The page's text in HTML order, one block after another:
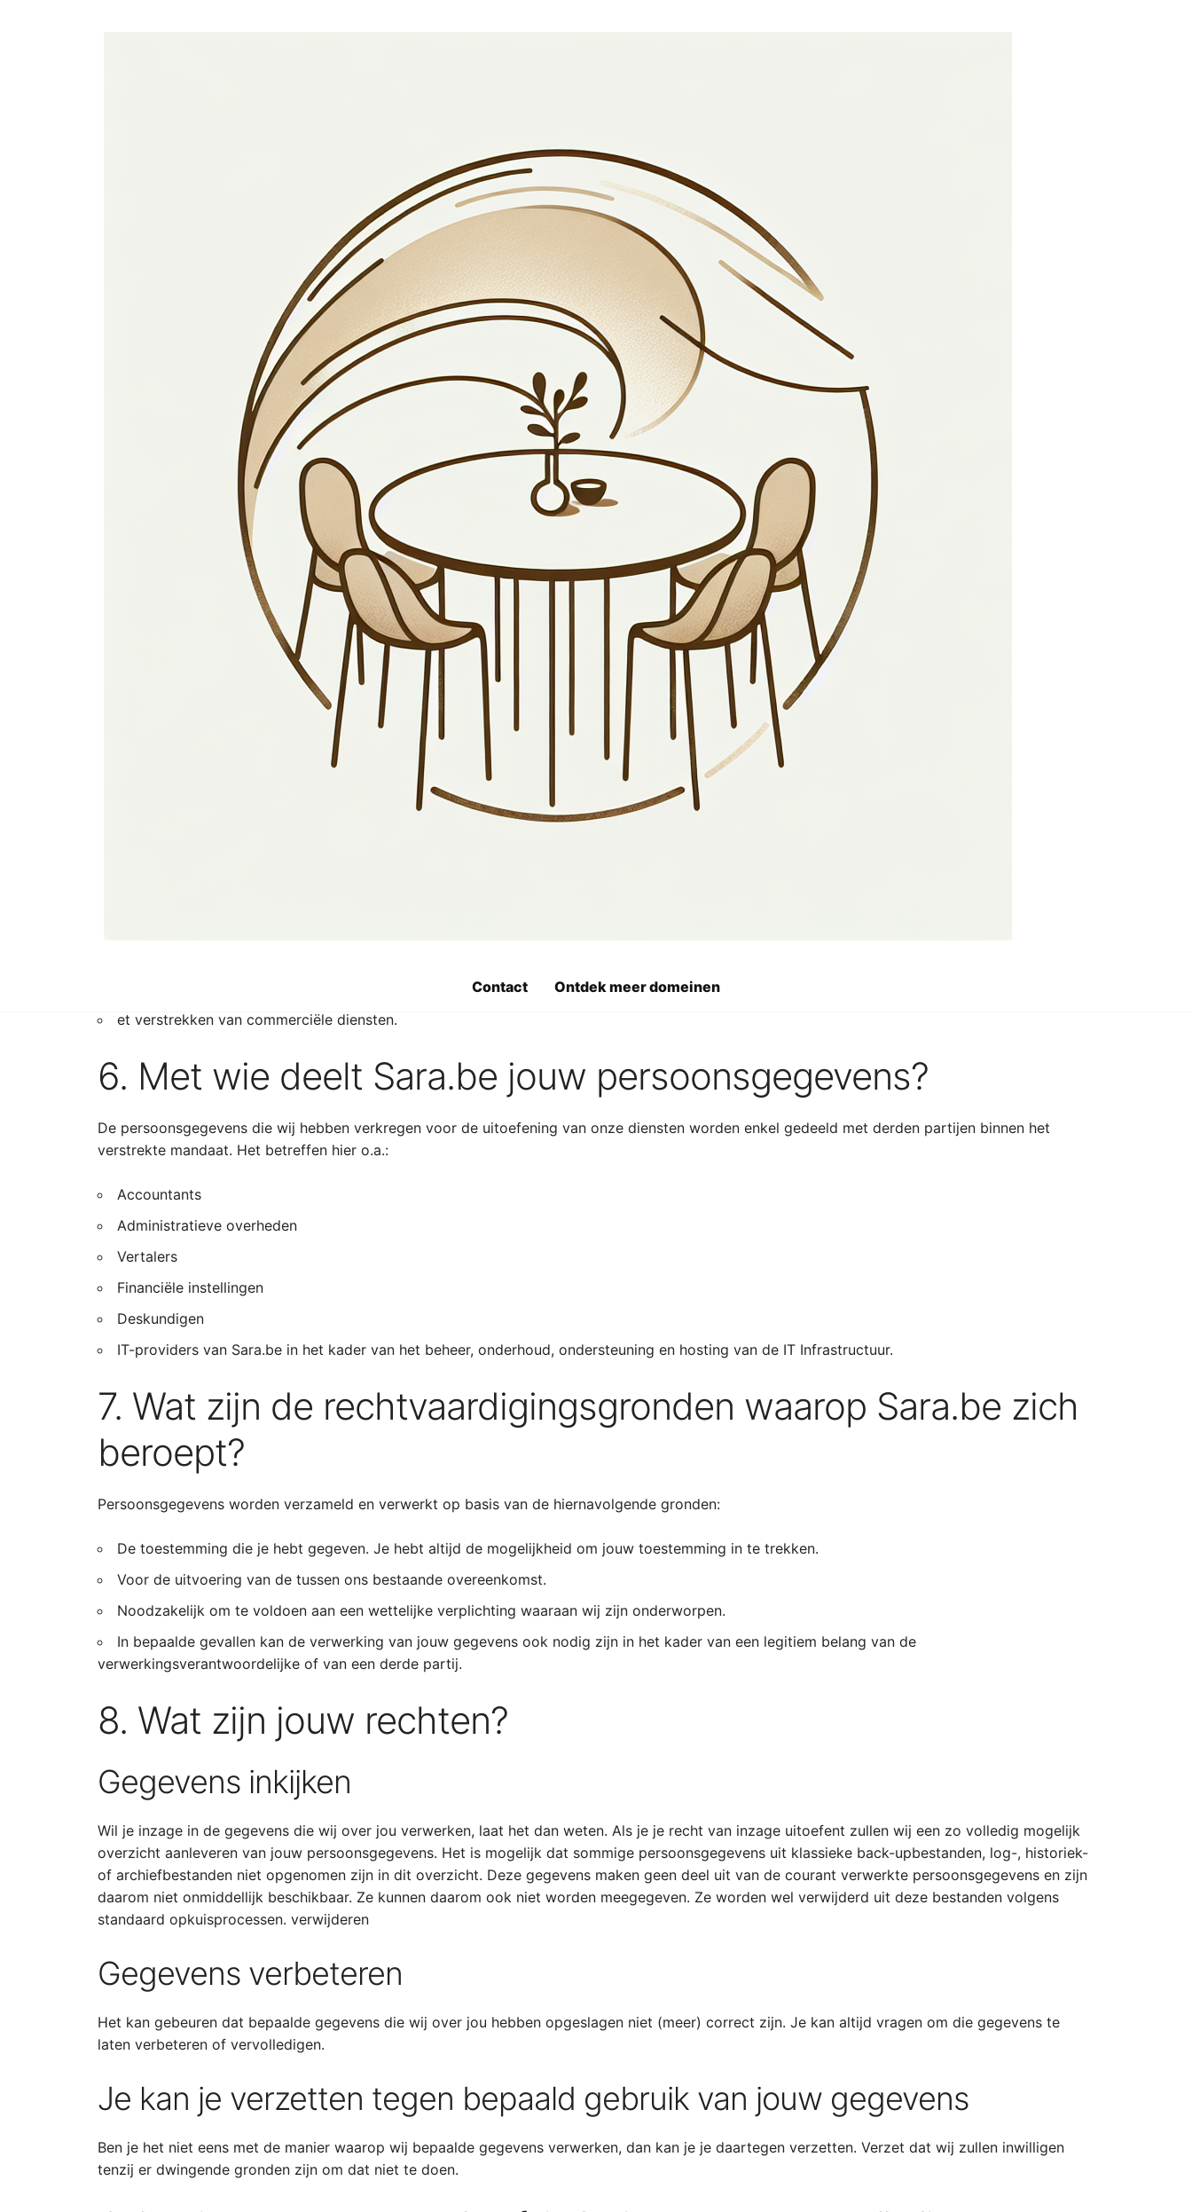
Contact Ontdek meer domeinen
Wij raden je aan deze informatie zorgvuldig te lezen, zodat je precies weet waarvoor wij jouw persoonsgegevens gebruiken. Dit privacybeleid
bevat ook meer informatie over jouw privacyrechten en hoe je deze kunt uitoefenen.
2. Wie is verantwoordelijk voor dit privacy beleid?
Edge.be NV, met maatschappelijke zetel gelegen te 2060 Antwerpen aan de Oudesteenweg 87, Bus 3 met Ondernemingsnummer BE0459777624 is
de verantwoordelijke voor het privacybeleid. Voor alle vragen en/of opmerkingen kan je terecht op het hierboven vermelde adres of op het
emailadres tom@edge.be.
3. Wijziging en update van het privacy beleid
We kunnen het privacybeleid op elk moment wijzigen, bijvoorbeeld in het kader van wijzigingen in onze diensten of de heersende wetgeving.
4. Welke persoonsgegevens verzamelt Sara.be?
We registreren alle persoonsgegevens die nodig zijn om je onze diensten aan te bieden. We respecteren hierbij het principe van minimale
gegevensverwerking. Dit is bijvoorbeeld het geval wanneer je contact met ons opneemt, een klantrelatie aangaat of onze website gebruikt. De
volgende categorieën van persoonsgegevens kunnen hierbij worden verwerkt:
Gegevens met betrekking tot jouw identificatie, achtergrondgegevens en contactgegevens.
Fiscale, financiële en betaalgegevens.
Alle vormen van persoonsgegevens die je ons bezorgt, met inbegrip van gevoelige gegevens voor zover dit van toepassing is voor de uitvoering
5. Waarvoor gebruiken we de verzamelde
et verstrekken van commerciële diensten.
6. Met wie deelt Sara.be jouw persoonsgegevens?
De persoonsgegevens die wij hebben verkregen voor de uitoefening van onze diensten worden enkel gedeeld met derden partijen binnen het
verstrekte mandaat. Het betreffen hier o.a.:
Accountants
Administratieve overheden
Vertalers
Financiële instellingen
Deskundigen
IT-providers van Sara.be in het kader van het beheer, onderhoud, ondersteuning en hosting van de IT Infrastructuur.
7. Wat zijn de rechtvaardigingsgronden waarop Sara.be zich
beroept?
Persoonsgegevens worden verzameld en verwerkt op basis van de hiernavolgende gronden:
De toestemming die je hebt gegeven. Je hebt altijd de mogelijkheid om jouw toestemming in te trekken.
Voor de uitvoering van de tussen ons bestaande overeenkomst.
Noodzakelijk om te voldoen aan een wettelijke verplichting waaraan wij zijn onderworpen.
In bepaalde gevallen kan de verwerking van jouw gegevens ook nodig zijn in het kader van een legitiem belang van de
verwerkingsverantwoordelijke of van een derde partij.
8. Wat zijn jouw rechten?
Gegevens inkijken
Wil je inzage in de gegevens die wij over jou verwerken, laat het dan weten. Als je je recht van inzage uitoefent zullen wij een zo volledig mogelijk
overzicht aanleveren van jouw persoonsgegevens. Het is mogelijk dat sommige persoonsgegevens uit klassieke back-upbestanden, log-, historiek-
of archiefbestanden niet opgenomen zijn in dit overzicht. Deze gegevens maken geen deel uit van de courant verwerkte persoonsgegevens en zijn
daarom niet onmiddellijk beschikbaar. Ze kunnen daarom ook niet worden meegegeven. Ze worden wel verwijderd uit deze bestanden volgens
standaard opkuisprocessen. verwijderen
Gegevens verbeteren
Het kan gebeuren dat bepaalde gegevens die wij over jou hebben opgeslagen niet (meer) correct zijn. Je kan altijd vragen om die gegevens te
laten verbeteren of vervolledigen.
Je kan je verzetten tegen bepaald gebruik van jouw gegevens
Ben je het niet eens met de manier waarop wij bepaalde gegevens verwerken, dan kan je je daartegen verzetten. Verzet dat wij zullen inwilligen
tenzij er dwingende gronden zijn om dat niet te doen.